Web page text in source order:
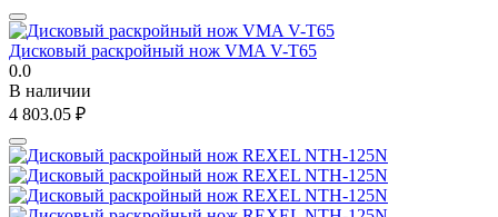
Дисковый раскройный нож VMA V-T65
0.0
В наличии
4 803.05 ₽